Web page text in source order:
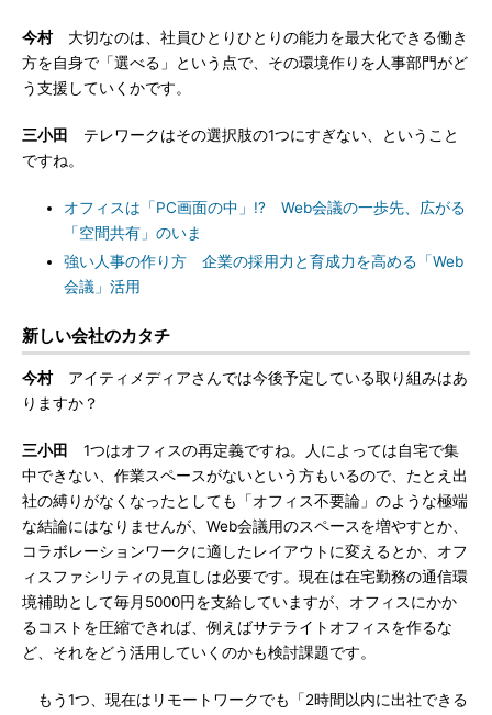
今村大切なのは、社員ひとりひとりの能力を最大化できる働き
方を自身で「選べる」という点で、その環境作りを人事部門がど
う支援していくかです。
三小田
テレワークはその選択肢の1つにすぎない、ということ
ですね。
オフィスは「PC画面の中」!? Web会議の一歩先、広がる
「空間共有」のいま
強い人事の作り方 企業の採用力と育成力を高める「Web
会議」活用
新しい会社のカタチ
今村アイティメディアさんでは今後予定している取り組みはあ
りますか？
三小田
1つはオフィスの再定義ですね。人によっては自宅で集
中できない、作業スペースがないという方もいるので、たとえ出
社の縛りがなくなったとしても「オフィス不要論」のような極端
な結論にはなりませんが、Web会議用のスペースを増やすとか、
コラボレーションワークに適したレイアウトに変えるとか、オフ
ィスファシリティの見直しは必要です。現在は在宅勤務の通信環
境補助として毎月5000円を支給していますが、オフィスにかか
るコストを圧縮できれば、例えばサテライトオフィスを作るな
ど、それをどう活用していくのかも検討課題です。
もう1つ、現在はリモートワークでも「2時間以内に出社できる